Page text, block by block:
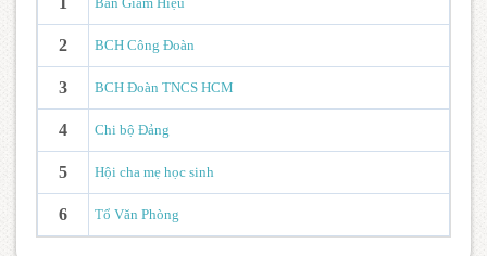
2 BCH Công Đoàn
3 BCH Đoàn TNCS HCM
4 Chi bộ Đảng
5 Hội cha mẹ học sinh
6 Tổ Văn Phòng